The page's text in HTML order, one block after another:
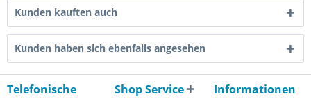
Kunden kauften auch
Kunden haben sich ebenfalls angesehen
Telefonische
Shop Service Informationen